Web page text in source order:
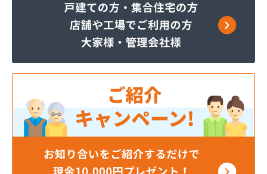
株式会社JAエルサポート 日光営業所
株式会社JAエルサポート
株式会社JAエルサポート 県北支店
株式会社MIKANE
株式会社TOKAI 小山支店
株式会社TOKAI 那須支店
株式会社あいづや
株式会社イイジマ
株式会社エコファースト
株式会社エス・ケーガス